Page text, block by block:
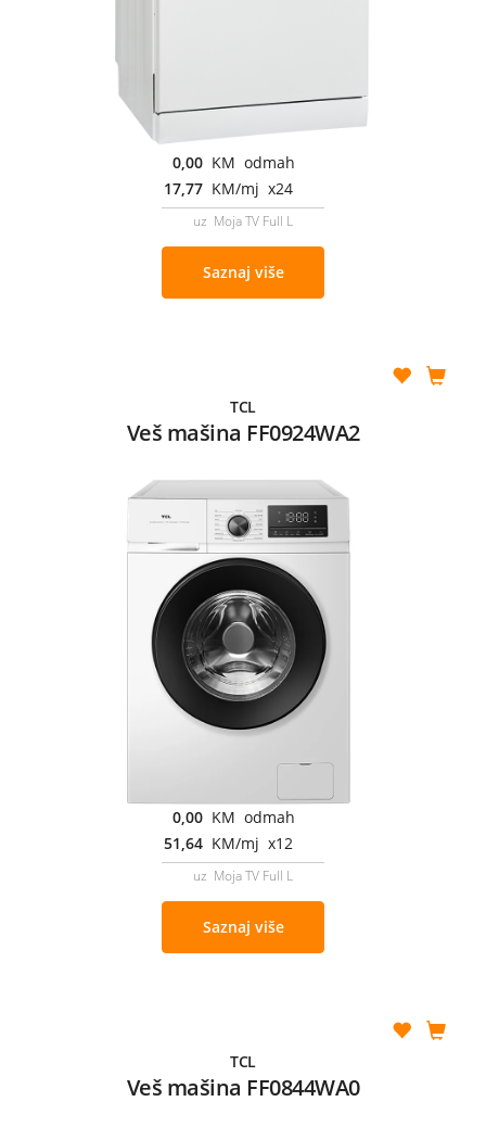
0,00 KM odmah
17,77 KM/mj x24
uz Moja TV Full L
Saznaj više
TCL
Veš mašina FF0924WA2
0,00 KM odmah
51,64 KM/mj x12
uz Moja TV Full L
Saznaj više
TCL
Veš mašina FF0844WA0